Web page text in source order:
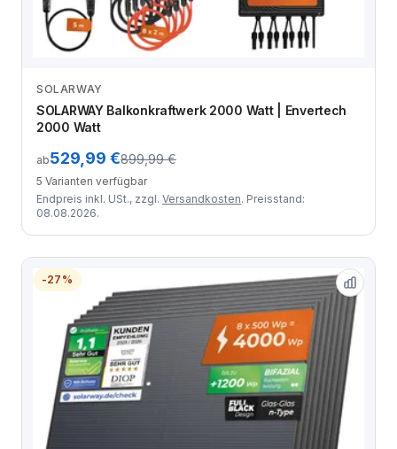
SOLARWAY
SOLARWAY Balkonkraftwerk 2000 Watt | Envertech
2000 Watt
ab529,99 €899,99 €
5 Varianten verfügbar
Endpreis inkl. USt., zzgl. Versandkosten. Preisstand:
08.08.2026.
-27%